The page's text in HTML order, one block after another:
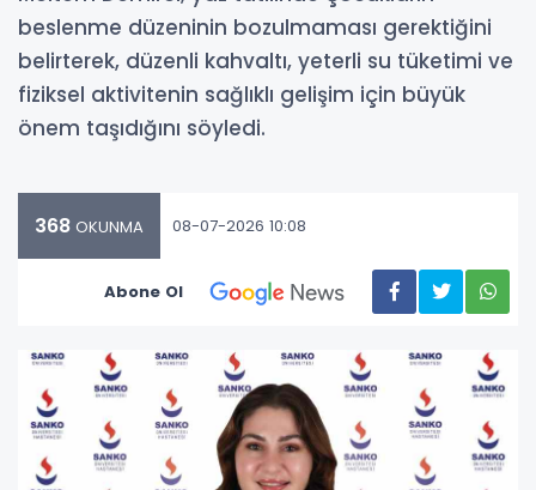
beslenme düzeninin bozulmaması gerektiğini
belirterek, düzenli kahvaltı, yeterli su tüketimi ve
fiziksel aktivitenin sağlıklı gelişim için büyük
önem taşıdığını söyledi.
368 OKUNMA 08-07-2026 10:08
Abone Ol